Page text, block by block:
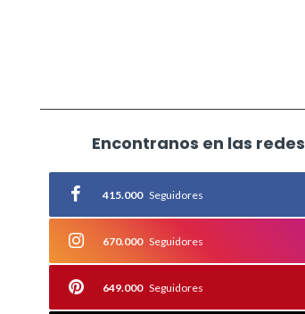
Encontranos en las redes
415.000 Seguidores
670.000 Seguidores
649.000 Seguidores